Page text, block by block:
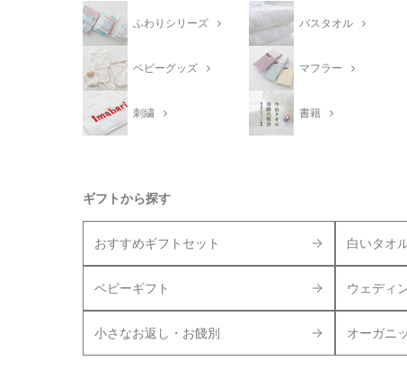
ふわりシリーズ バスタオル
ベビーグッズ マフラー
刺繍 書籍
ギフトから探す
おすすめギフトセット 白いタオ
ベビーギフト ウェディ
小さなお返し・お餞別 オーガニ